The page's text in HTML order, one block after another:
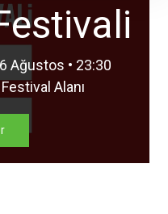
Ağustos • 23:30
Alanı